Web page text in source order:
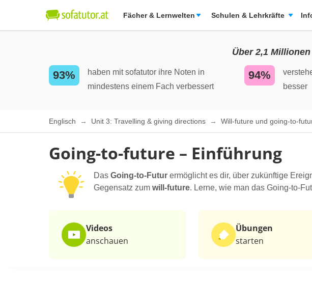
Fächer & Lernwelten Schulen & Lehrkräfte
Über 2,1
93%
haben mit sofatutor ihre Noten in
mindestens einem Fach verbessert
94%
besser
Englisch Unit 3: Travelling & giving directions Will-future und going-to-
Going-to-future – Einführung
Das Going-to-Futur ermöglicht es dir, über zukünftige
Gegensatz zum will-future. Lerne, wie man das Going-to-
Videos
anschauen
Übungen
starten